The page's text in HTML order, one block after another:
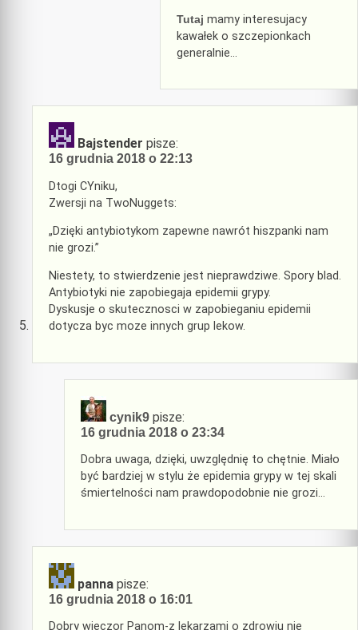
Tutaj mamy interesujacy
kawałek o szczepionkach
generalnie…
Bajstender pisze:
16 grudnia 2018 o 22:13
Dtogi CYniku,
Zwersji na TwoNuggets:
„Dzięki antybiotykom zapewne nawrót hiszpanki nam
nie grozi.”
Niestety, to stwierdzenie jest nieprawdziwe. Spory blad.
Antybiotyki nie zapobiegaja epidemii grypy.
Dyskusje o skutecznosci w zapobieganiu epidemii
dotycza byc moze innych grup lekow.
cynik9 pisze:
16 grudnia 2018 o 23:34
Dobra uwaga, dzięki, uwzględnię to chętnie. Miało
być bardziej w stylu że epidemia grypy w tej skali
śmiertelności nam prawdopodobnie nie grozi…
panna pisze:
16 grudnia 2018 o 16:01
Dobry wieczor Panom-z lekarzami o zdrowiu nie